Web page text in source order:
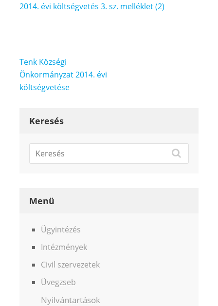
2014. évi költségvetés 3. sz. melléklet (2)
Bejegyzés
navigáció
Tenk Községi
Önkormányzat 2014. évi
költségvetése
Keresés
Menü
Ügyintézés
Intézmények
Civil szervezetek
Üvegzseb
Nyilvántartások